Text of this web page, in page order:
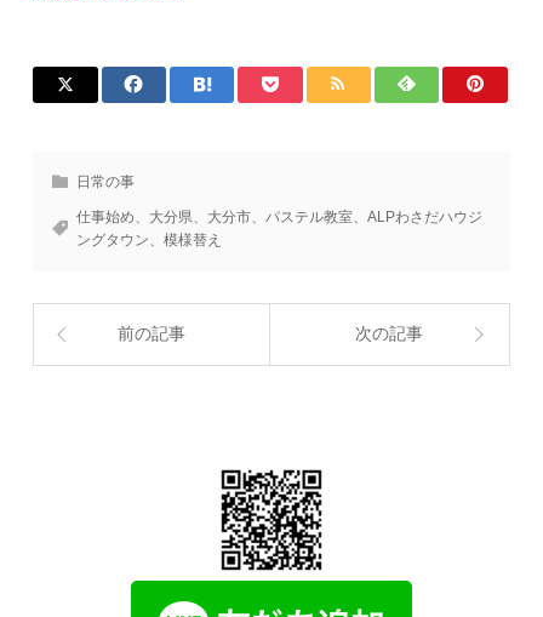
日常の事
仕事始め、大分県、大分市、パステル教室、ALPわさだハウジ
ングタウン、模様替え
前の記事 次の記事